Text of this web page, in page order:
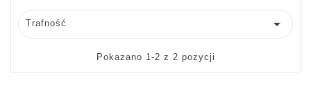
Trafność 
Pokazano 1-2 z 2 pozycji